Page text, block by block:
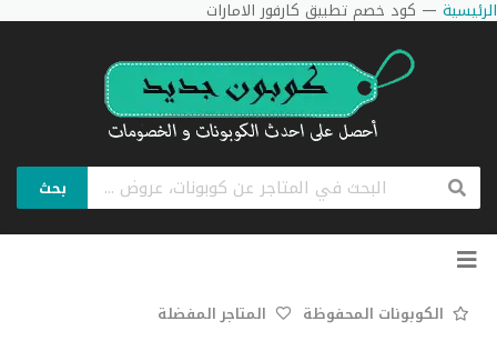
الرئيسية — كود خصم تطبيق كارفور الامارات
بحث
تخطي
الكوبونات المحفوظة المتاجر المفضلة